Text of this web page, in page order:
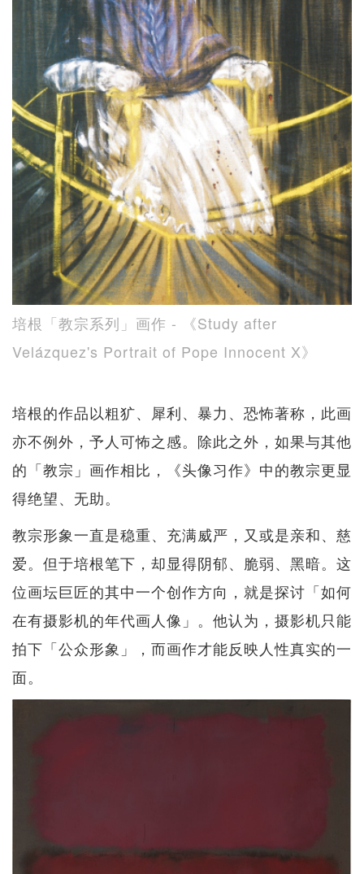
培根「教宗系列」画作 - 《Study after
Velázquez's Portrait of Pope Innocent X》
培根的作品以粗犷、犀利、暴力、恐怖著称，此画
亦不例外，予人可怖之感。除此之外，如果与其他
的「教宗」画作相比，《头像习作》中的教宗更显
得绝望、无助。
教宗形象一直是稳重、充满威严，又或是亲和、慈
爱。但于培根笔下，却显得阴郁、脆弱、黑暗。这
位画坛巨匠的其中一个创作方向，就是探讨「如何
在有摄影机的年代画人像」。他认为，摄影机只能
拍下「公众形象」，而画作才能反映人性真实的一
面。